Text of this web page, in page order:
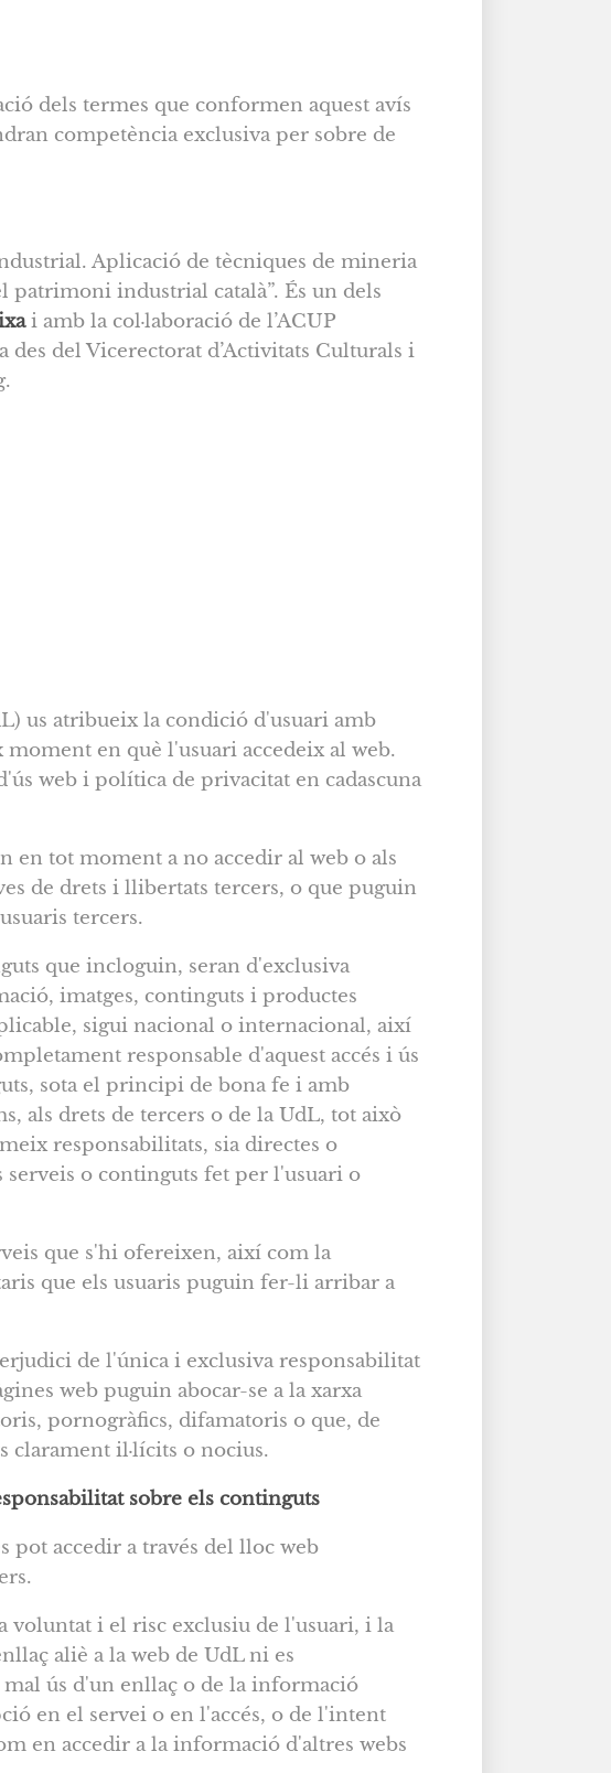
dels termes que conformen aquest avís
competència exclusiva per sobre de
Aplicació de tècniques de mineria
industrial català”. És un dels
i amb la col·laboració de l’ACUP
des del Vicerectorat d’Activitats Culturals i
us atribueix la condició d'usuari amb
en què l'usuari accedeix al web.
web i política de privacitat en cadascuna
en tot moment a no accedir al web o als
de drets i llibertats tercers, o que puguin
tercers.
que incloguin, seran d'exclusiva
imatges, continguts i productes
sigui nacional o internacional, així
responsable d'aquest accés i ús
sota el principi de bona fe i amb
als drets de tercers o de la UdL, tot això
responsabilitats, sia directes o
serveis o continguts fet per l'usuari o
que s'hi ofereixen, així com la
que els usuaris puguin fer-li arribar a
de l'única i exclusiva responsabilitat
web puguin abocar-se a la xarxa
pornogràfics, difamatoris o que, de
clarament il·lícits o nocius.
sobre els continguts
pot accedir a través del lloc web
voluntat i el risc exclusiu de l'usuari, i la
aliè a la web de UdL ni es
ús d'un enllaç o de la informació
en el servei o en l'accés, o de l'intent
en accedir a la informació d'altres webs